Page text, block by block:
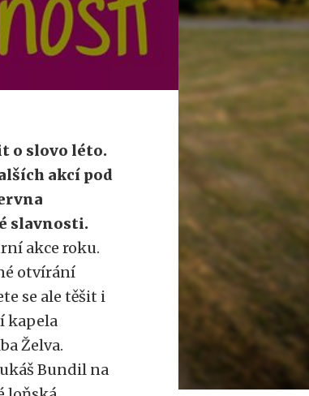
o slovo léto.
akcí pod
slavnosti.
akce roku.
otvírání
se ale těšit i
kapela
Želva.
Bundil na